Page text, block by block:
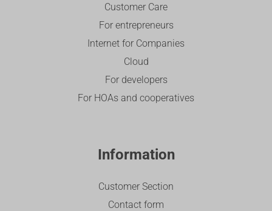
Customer Care
For entrepreneurs
Internet for Companies
Cloud
For developers
For HOAs and cooperatives
Information
Customer Section
Contact form